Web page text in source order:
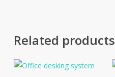
Related products